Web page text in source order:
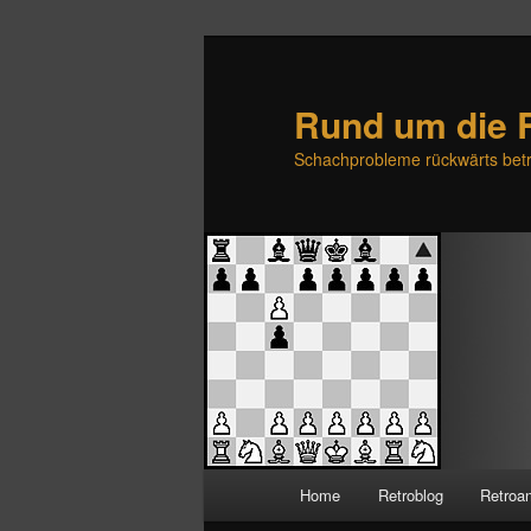
Rund um die
Schachprobleme rückwärts
Zum
Zum
Home Retroblog